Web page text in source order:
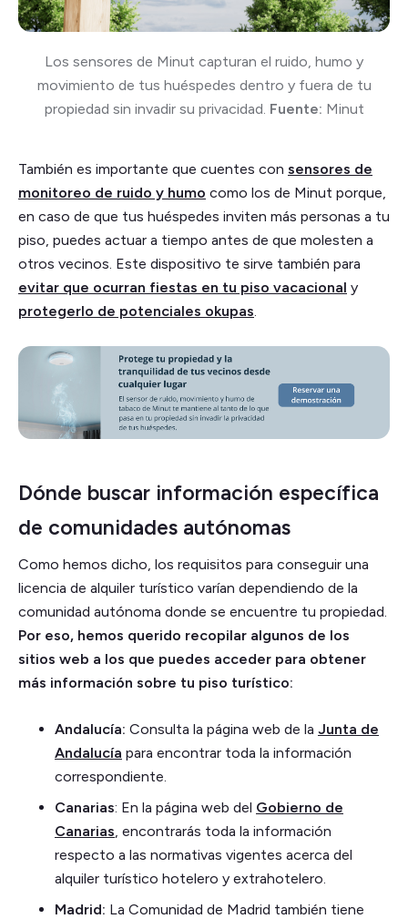
Los sensores de Minut capturan el ruido, humo y
movimiento de tus huéspedes dentro y fuera de tu
propiedad sin invadir su privacidad. Fuente: Minut
También es importante que cuentes con sensores de
monitoreo de ruido y humo como los de Minut porque,
en caso de que tus huéspedes inviten más personas a tu
piso, puedes actuar a tiempo antes de que molesten a
otros vecinos. Este dispositivo te sirve también para
evitar que ocurran fiestas en tu piso vacacional y
protegerlo de potenciales okupas
Dónde buscar información específica
de comunidades autónomas
Como hemos dicho, los requisitos para conseguir una
licencia de alquiler turístico varían dependiendo de la
comunidad autónoma donde se encuentre tu propiedad.
Por eso, hemos querido recopilar algunos de los
sitios web a los que puedes acceder para obtener
más información sobre tu piso turístico:
Andalucía: Consulta la página web de la Junta de
Andalucía para encontrar toda la información
correspondiente.
Canarias: En la página web del Gobierno de
Canarias , encontrarás toda la información
respecto a las normativas vigentes acerca del
alquiler turístico hotelero y extrahotelero.
Madrid: La Comunidad de Madrid también tiene